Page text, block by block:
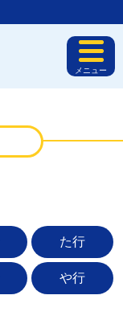
メニュー
た行
や行